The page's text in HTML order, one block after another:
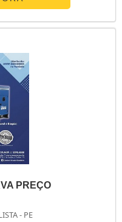
trabalhos sem nenhum
que um andaime
PREÇO
- PE